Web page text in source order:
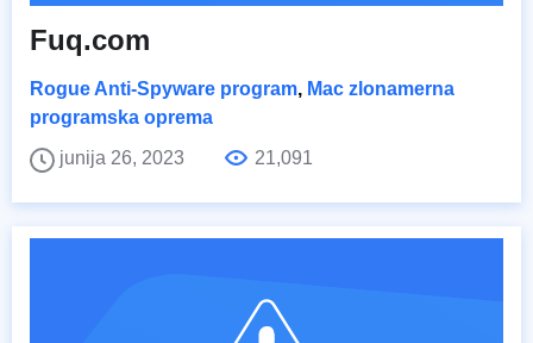
Fuq.com
Rogue Anti-Spyware program, Mac zlonamerna
programska oprema
junija 26, 2023
21,091